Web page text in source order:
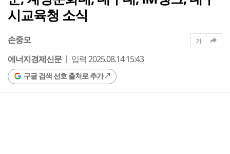
시교육청 소식
손중모
에너지경제신문
입력 2025.08.14 15:43
구글 검색 선호 출처로 추가
가